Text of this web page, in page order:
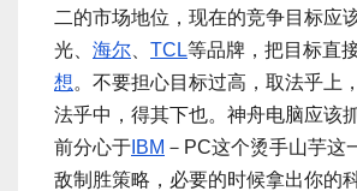
二的市场地位，现在的竞争目标应
光、 海尔 TCL等品牌，把目标直
想。不要担心目标过高，取法乎上
法乎中，得其下也。神舟电脑应该
前分心于 IBM －PC这个烫手山芋这
敌制胜策略，必要的时候拿出你的